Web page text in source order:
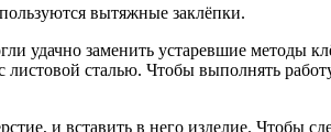
вытяжные заклёпки.
удачно заменить устаревшие
сталью. Чтобы выполнять
и вставить в него изделие. Чтобы